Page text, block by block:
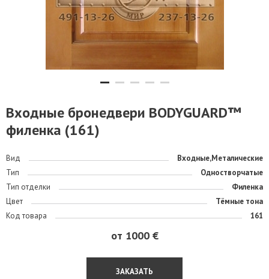
Входные бронедвери BODYGUARD™
филенка (161)
Вид
Входные,Металические
Тип
Одностворчатые
Тип отделки
Филенка
Цвет
Тёмные тона
Код товара
161
от 1000 €
ЗАКАЗАТЬ